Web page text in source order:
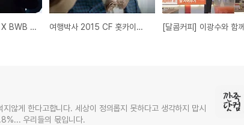
[7단 DCT] 팝핀존 X BWB 7단 팝핀 영상 'Boost Your Driving Fun' 여행박사 2015 CF 홋카이도편
않게 한다고합니다. 세상이 정의롭지 못하다고 생각하지 맙시
우리들의 몫입니다.